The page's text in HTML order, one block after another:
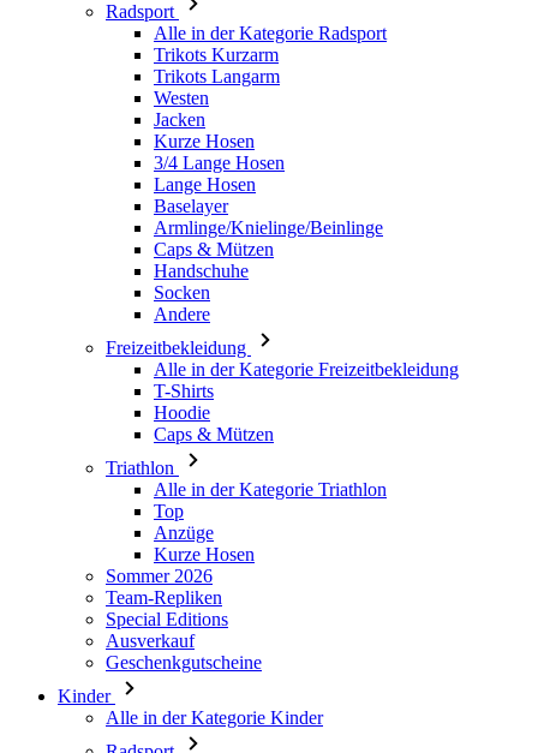
Radsport
Alle in der Kategorie Radsport
Trikots Kurzarm
Trikots Langarm
Westen
Jacken
Kurze Hosen
3/4 Lange Hosen
Lange Hosen
Baselayer
Armlinge/Knielinge/Beinlinge
Caps & Mützen
Handschuhe
Socken
Andere
Freizeitbekleidung
Alle in der Kategorie Freizeitbekleidung
T-Shirts
Hoodie
Caps & Mützen
Triathlon
Alle in der Kategorie Triathlon
Top
Anzüge
Kurze Hosen
Sommer 2026
Team-Repliken
Special Editions
Ausverkauf
Geschenkgutscheine
Kinder
Alle in der Kategorie Kinder